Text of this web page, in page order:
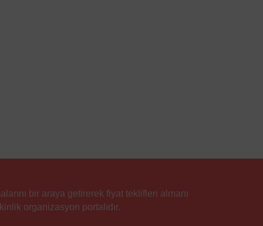
bir araya getirerek fiyat teklifleri almanı
organizasyon portalıdır.